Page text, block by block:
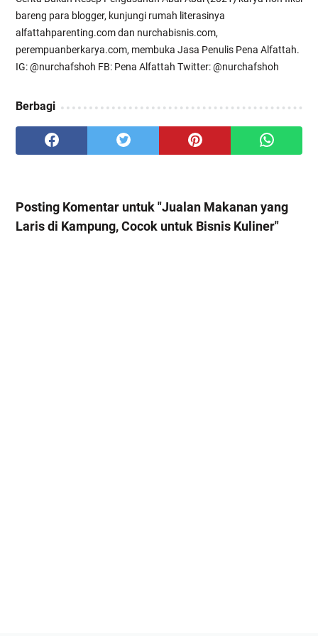
bareng para blogger, kunjungi rumah literasinya
alfattahparenting.com dan nurchabisnis.com,
perempuanberkarya.com, membuka Jasa Penulis Pena Alfattah.
IG: @nurchafshoh FB: Pena Alfattah Twitter: @nurchafshoh
Berbagi
Posting Komentar untuk "Jualan Makanan yang
Laris di Kampung, Cocok untuk Bisnis Kuliner"